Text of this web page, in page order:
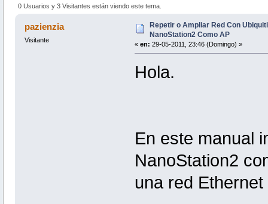
veces)
0 Usuarios y 3 Visitantes están viendo este tema.
pazienzia
Visitante
Repetir o Ampliar Red Con
NanoStation2 Como AP
« en: 29-05-2011, 23:46 (Domingo) »
Hola.
En este manual
NanoStation2
una red